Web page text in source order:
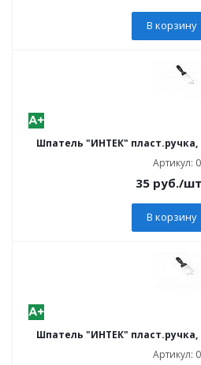
В корзину
Шпатель "ИНТЕК" пласт.ручка,
Артикул:
35руб./шт
В корзину
Шпатель "ИНТЕК" пласт.ручка,
Артикул: